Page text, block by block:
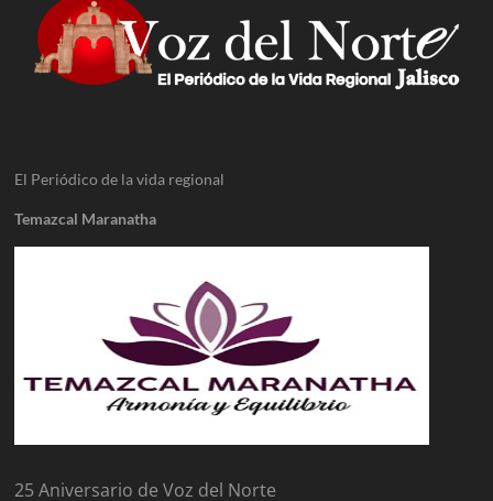
El Periódico de la vida regional
Temazcal Maranatha
25 Aniversario de Voz del Norte